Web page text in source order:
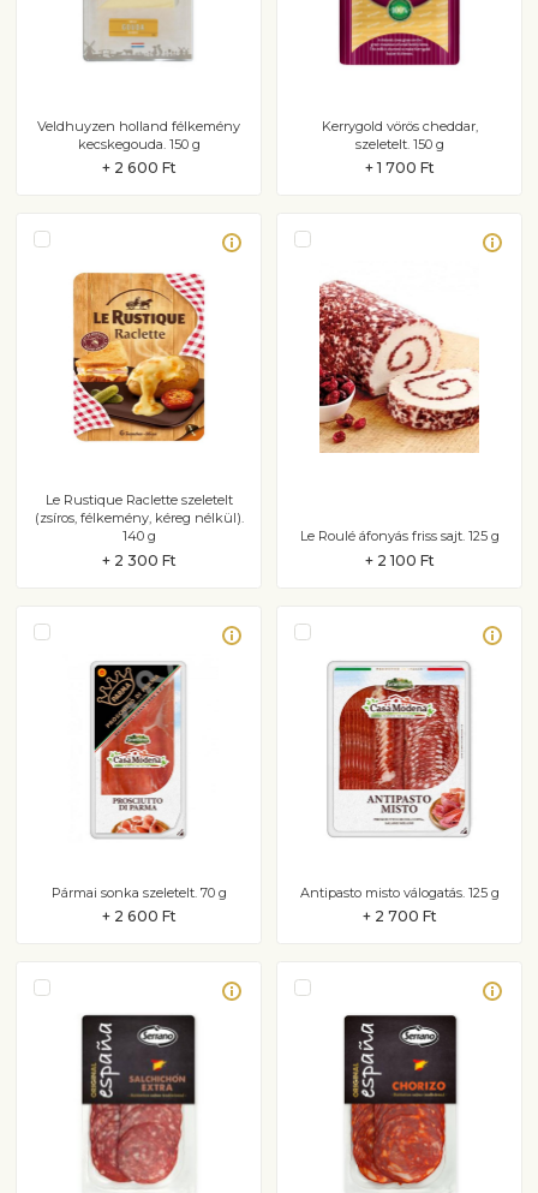
Veldhuyzen holland félkemény
kecskegouda. 150 g
+ 2 600 Ft
Kerrygold vörös cheddar,
szeletelt. 150 g
+ 1 700 Ft
Le Rustique Raclette szeletelt
(zsíros, félkemény, kéreg nélkül).
140 g
+ 2 300 Ft
Le Roulé áfonyás friss sajt. 125 g
+ 2 100 Ft
Pármai sonka szeletelt. 70 g
+ 2 600 Ft
Antipasto misto válogatás. 125 g
+ 2 700 Ft